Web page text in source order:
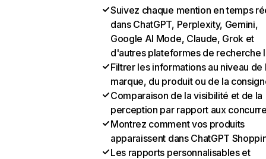
Suivez chaque mention en temps
dans ChatGPT, Perplexity, Gemini,
Google AI Mode, Claude, Grok et
d'autres plateformes de recherche
Filtrer les informations au niveau de
marque, du produit ou de la
Comparaison de la visibilité et de la
perception par rapport aux
Montrez comment vos produits
apparaissent dans ChatGPT
Les rapports personnalisables et